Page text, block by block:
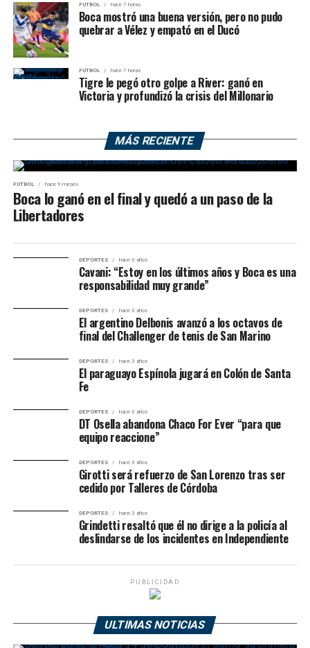
FUTBOL hace 7 horas
Boca mostró una buena versión, pero no pudo
quebrar a Vélez y empató en el Ducó
FUTBOL hace 7 horas
Tigre le pegó otro golpe a River: ganó en
Victoria y profundizó la crisis del Millonario
MÁS RECIENTE
FUTBOL hace 9 meses
Boca lo ganó en el final y quedó a un paso de la
Libertadores
DEPORTES hace 3 años
Cavani: “Estoy en los últimos años y Boca es una
responsabilidad muy grande”
DEPORTES hace 3 años
El argentino Delbonis avanzó a los octavos de
final del Challenger de tenis de San Marino
DEPORTES hace 3 años
El paraguayo Espínola jugará en Colón de Santa
Fe
DEPORTES hace 3 años
DT Osella abandona Chaco For Ever “para que
equipo reaccione”
DEPORTES hace 3 años
Girotti será refuerzo de San Lorenzo tras ser
cedido por Talleres de Córdoba
DEPORTES hace 3 años
Grindetti resaltó que él no dirige a la policía al
deslindarse de los incidentes en Independiente
PUBLICIDAD
ULTIMAS NOTICIAS